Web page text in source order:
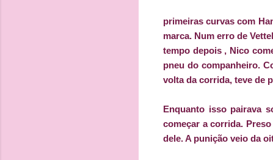
primeiras curvas com
marca. Num erro de
tempo depois , Nico
pneu do companheiro.
volta da corrida, teve de
Enquanto isso pairava
começar a corrida.
dele. A punição veio da